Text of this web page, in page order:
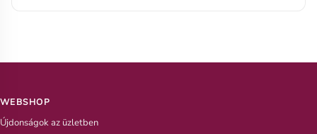
WEBSHOP
Újdonságok az üzletben